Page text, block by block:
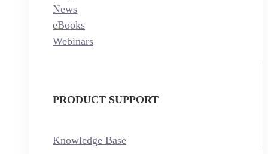
News
eBooks
Webinars
PRODUCT SUPPORT
Knowledge Base